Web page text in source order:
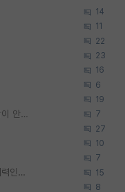
14
11
22
23
16
6
19
석박사 과정 합격하고, 컨택했던교수님이 연락이 안됩니다... 7
27
10
7
박사진학하기에 2억은 괜찮은 (?) 정도의 경제력인가요 15
8